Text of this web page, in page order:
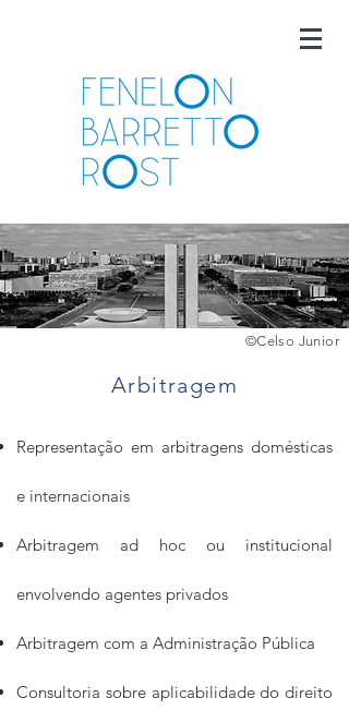
©️Celso Junior
Arbitragem
Representação em arbitragens domésticas
e internacionais
Arbitragem ad hoc ou institucional
envolvendo agentes privados
Arbitragem com a Administração Pública
Consultoria sobre aplicabilidade do direito